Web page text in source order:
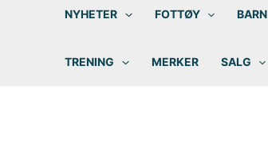
NYHETER FOTTØY BARN
TRENING MERKER SALG